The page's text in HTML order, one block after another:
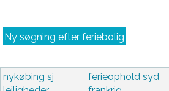
Ny søgning efter feriebolig
nykøbing sj
ferieophold syd